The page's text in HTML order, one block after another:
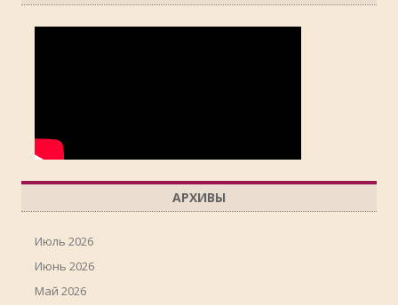
АРХИВЫ
Июль 2026
Июнь 2026
Май 2026